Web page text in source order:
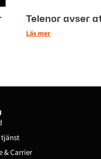
Telenor avser
Läs mer
tjänst
& Carrier